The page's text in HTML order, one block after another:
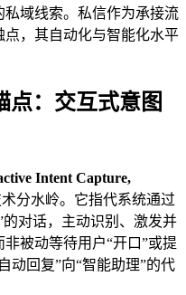
域线索。私信作为承接流
，其自动化与智能化水平
点：交互式意图
Intent Capture,
分水岭。它指代系统通过
对话，主动识别、激发并
被动等待用户“开口”或提
动回复”向“智能助理”的代